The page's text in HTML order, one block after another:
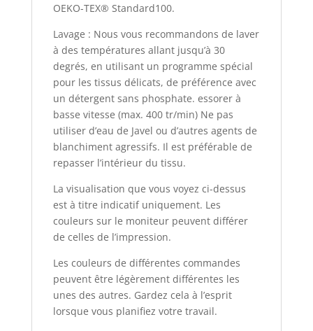
OEKO-TEX® Standard100.
Lavage : Nous vous recommandons de laver
à des températures allant jusqu’à 30
degrés, en utilisant un programme spécial
pour les tissus délicats, de préférence avec
un détergent sans phosphate. essorer à
basse vitesse (max. 400 tr/min) Ne pas
utiliser d’eau de Javel ou d’autres agents de
blanchiment agressifs. Il est préférable de
repasser l’intérieur du tissu.
La visualisation que vous voyez ci-dessus
est à titre indicatif uniquement. Les
couleurs sur le moniteur peuvent différer
de celles de l’impression.
Les couleurs de différentes commandes
peuvent être légèrement différentes les
unes des autres. Gardez cela à l’esprit
lorsque vous planifiez votre travail.